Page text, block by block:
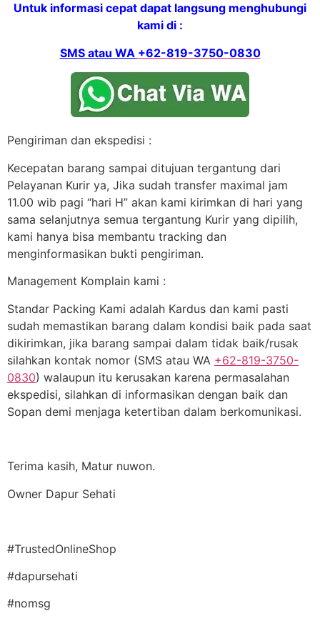
Untuk informasi cepat dapat langsung menghubungi
kami di :
SMS atau WA +62-819-3750-0830
Pengiriman dan ekspedisi :
Kecepatan barang sampai ditujuan tergantung dari
Pelayanan Kurir ya, Jika sudah transfer maximal jam
11.00 wib pagi “hari H” akan kami kirimkan di hari yang
sama selanjutnya semua tergantung Kurir yang dipilih,
kami hanya bisa membantu tracking dan
menginformasikan bukti pengiriman.
Management Komplain kami :
Standar Packing Kami adalah Kardus dan kami pasti
sudah memastikan barang dalam kondisi baik pada saat
dikirimkan, jika barang sampai dalam tidak baik/rusak
silahkan kontak nomor (SMS atau WA +62-819-3750-
0830) walaupun itu kerusakan karena permasalahan
ekspedisi, silahkan di informasikan dengan baik dan
Sopan demi menjaga ketertiban dalam berkomunikasi.
Terima kasih, Matur nuwon.
Owner Dapur Sehati
#TrustedOnlineShop
#dapursehati
#nomsg